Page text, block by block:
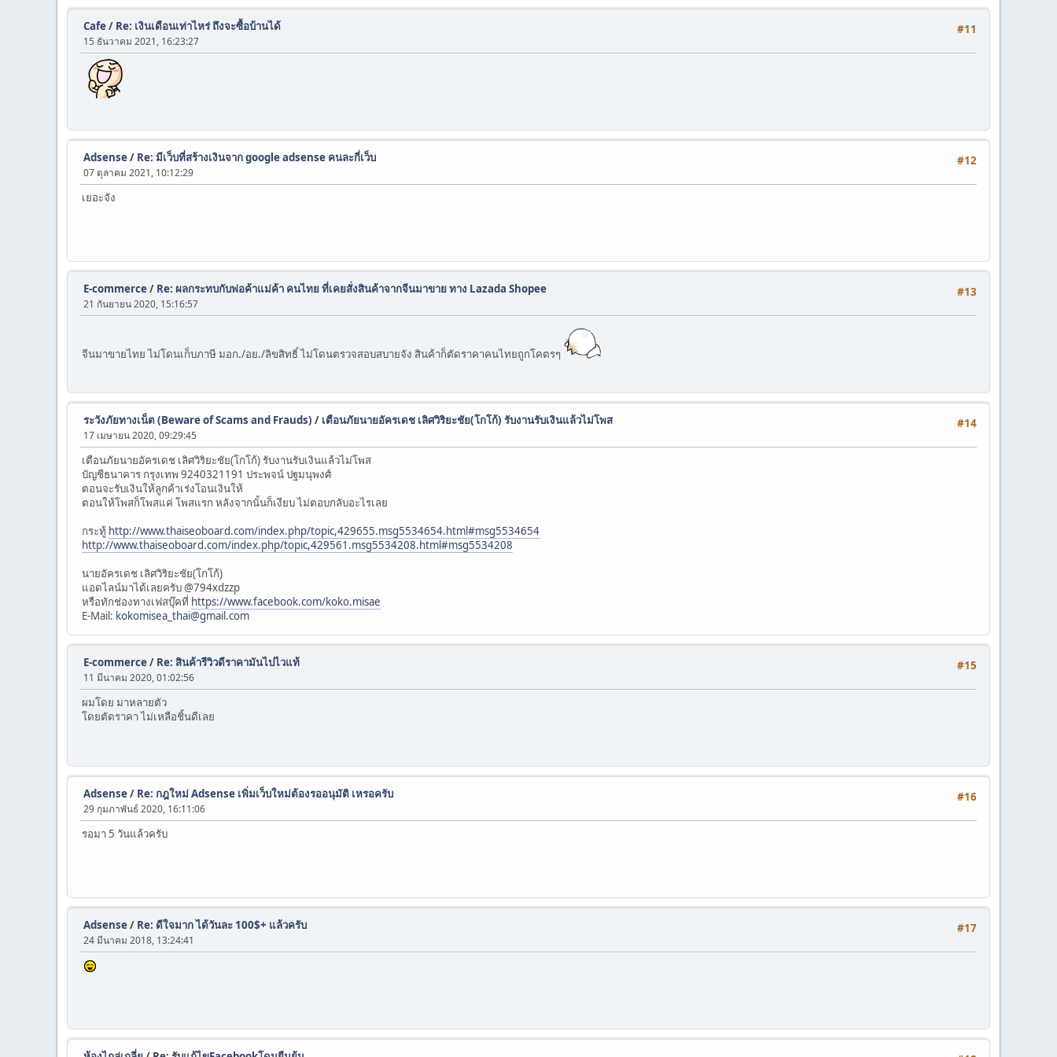
#11
Cafe/ Re: เงินเดือนเท่าไหร่ ถึงจะซื้อบ้านได้
15 ธันวาคม 2021, 16:23:27
#12
Adsense/ Re: มีเว็บที่สร้างเงินจาก google adsense คนละกี่เว็บ
07 ตุลาคม 2021, 10:12:29
เยอะจัง
#13
E-commerce/ Re: ผลกระทบกับพ่อค้าแม่ค้า คนไทย ที่เคยสั่งสินค้าจากจีนมาขาย ทาง Lazada Shopee
21 กันยายน 2020, 15:16:57
จีนมาขายไทย ไม่โดนเก็บภาษี มอก./อย./ลิขสิทธิ์ ไม่โดนตรวจสอบสบายจัง สินค้าก็ตัดราคาคนไทยถูกโคตรๆ
#14
ระวังภัยทางเน็ต (Beware of Scams and Frauds) / เตือนภัยนายอัครเดช เลิศวิริยะชัย(โกโก้) รับงานรับเงินแล้วไม่โพส
17 เมษายน 2020, 09:29:45
เตือนภัยนายอัครเดช เลิศวิริยะชัย(โกโก้) รับงานรับเงินแล้วไม่โพส
บัญชีธนาคาร กรุงเทพ 9240321191 ประพจน์ ปฐมนุพงศ์
ตอนจะรับเงินให้ลูกค้าเร่งโอนเงินให้
ตอนให้โพสก็โพสแค่ โพสแรก หลังจากนั้นก็เงียบ ไม่ตอบกลับอะไรเลย
กระทู้ http://www.thaiseoboard.com/index.php/topic,429655.msg5534654.html#msg5534654
http://www.thaiseoboard.com/index.php/topic,429561.msg5534208.html#msg5534208
นายอัครเดช เลิศวิริยะชัย(โกโก้)
แอดไลน์มาได้เลยครับ @794xdzzp
หรือทักช่องทางเฟสบุ๊คที่ https://www.facebook.com/koko.misae
E-Mail: kokomisea_thai@gmail.com
#15
E-commerce/ Re: สินค้ารีวิวดีราคามันไปไวแท้
11 มีนาคม 2020, 01:02:56
ผมโดย มาหลายตัว
โดยตัดราคา ไม่เหลือชิ้นดีเลย
#16
Adsense/ Re: กฎใหม่ Adsense เพิ่มเว็บใหม่ต้องรออนุมัติ เหรอครับ
29 กุมภาพันธ์ 2020, 16:11:06
รอมา 5 วันแล้วครับ
#17
Adsense/ Re: ดีใจมาก ได้วันละ 100$+ แล้วครับ
24 มีนาคม 2018, 13:24:41